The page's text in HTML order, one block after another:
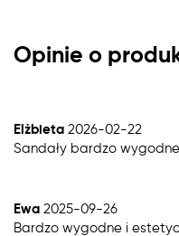
Opinie o
Elżbieta 2026-02-22
Sandały bardzo
Ewa 2025-09-26
Bardzo wygodne i